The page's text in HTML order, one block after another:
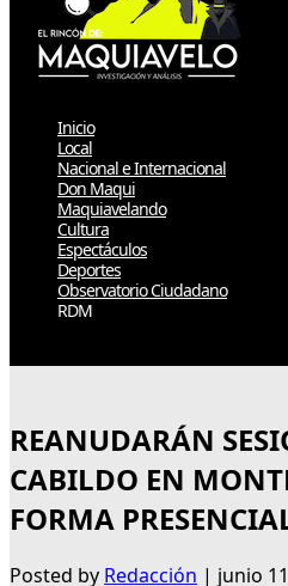
Inicio
Local
Nacional e Internacional
Don Maqui
Maquiavelando
Cultura
Espectáculos
Deportes
Observatorio Ciudadano
RDM
REANUDARÁN
CABILDO EN
FORMA
Posted by Redacción | junio